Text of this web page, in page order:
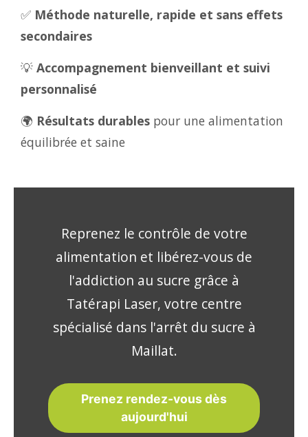
✅ Méthode naturelle, rapide et sans effets
secondaires
💡 Accompagnement bienveillant et suivi
personnalisé
🌍 Résultats durables pour une alimentation
équilibrée et saine
Reprenez le contrôle de votre
alimentation et libérez-vous de
l'addiction au sucre grâce à
Tatérapi Laser, votre centre
spécialisé dans l'arrêt du sucre à
Maillat.
Prenez rendez-vous dès
aujourd'hui